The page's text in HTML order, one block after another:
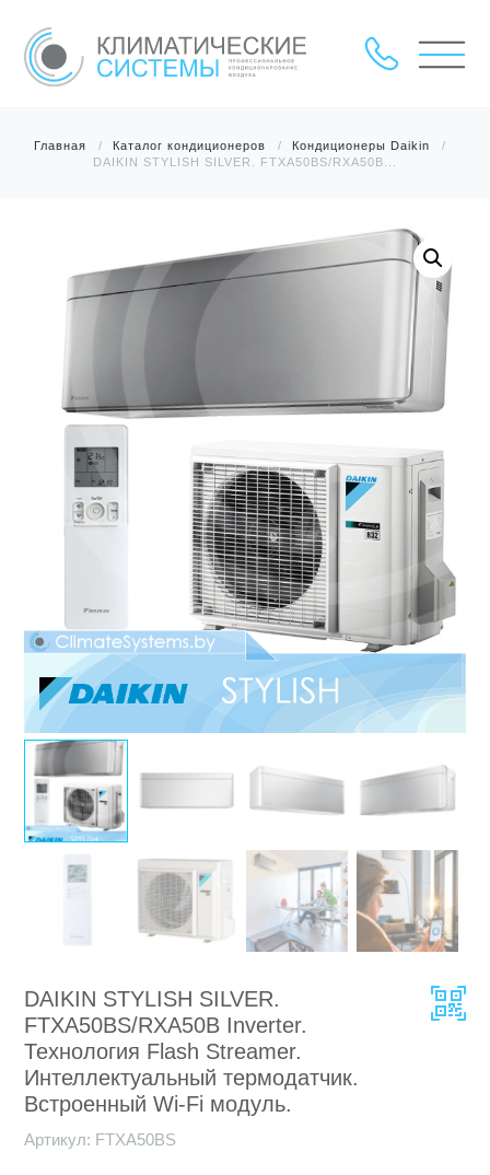
Главная Каталог кондиционеров
Кондиционеры Daikin
DAIKIN STYLISH SILVER. FTXA50BS/RXA50B...
DAIKIN STYLISH SILVER.
FTXA50BS/RXA50B Inverter.
Технология Flash Streamer.
Интеллектуальный термодатчик.
Встроенный Wi-Fi модуль.
Артикул: FTXA50BS